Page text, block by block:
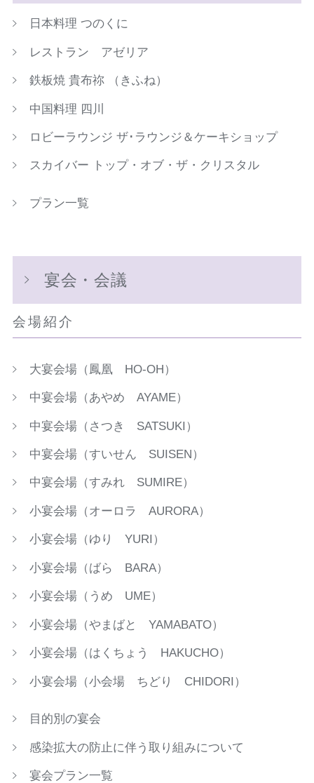
日本料理 つのくに
レストラン アゼリア
鉄板焼 貴布祢 （きふね）
中国料理 四川
ロビーラウンジ ザ･ラウンジ＆ケーキショップ
スカイバー トップ・オブ・ザ・クリスタル
プラン一覧
宴会・会議
会場紹介
大宴会場（鳳凰 HO-OH）
中宴会場（あやめ AYAME）
中宴会場（さつき SATSUKI）
中宴会場（すいせん SUISEN）
中宴会場（すみれ SUMIRE）
小宴会場（オーロラ AURORA）
小宴会場（ゆり YURI）
小宴会場（ばら BARA）
小宴会場（うめ UME）
小宴会場（やまばと YAMABATO）
小宴会場（はくちょう HAKUCHO）
小宴会場（小会場 ちどり CHIDORI）
目的別の宴会
感染拡大の防止に伴う取り組みについて
宴会プラン一覧